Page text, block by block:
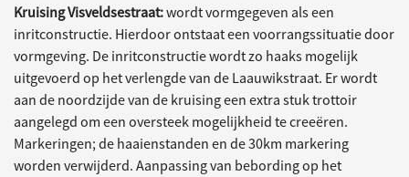
Kruising Visveldsestraat:wordt vormgegeven als een
inritconstructie. Hierdoor ontstaat een voorrangssituatie door
vormgeving. De inritconstructie wordt zo haaks mogelijk
uitgevoerd op het verlengde van de Laauwikstraat. Er wordt
aan de noordzijde van de kruising een extra stuk trottoir
aangelegd om een oversteek mogelijkheid te creeëren.
Markeringen; de haaienstanden en de 30km markering
worden verwijderd. Aanpassing van bebording op het